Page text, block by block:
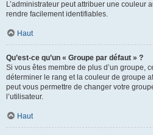
L’administrateur peut attribuer une couleur
rendre facilement identifiables.
Haut
Qu’est-ce qu’un « Groupe par défaut » ?
Si vous êtes membre de plus d’un groupe,
déterminer le rang et la couleur de groupe
peut vous permettre de changer votre
l’utilisateur.
Haut